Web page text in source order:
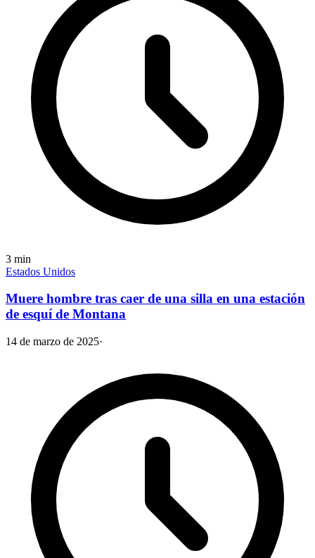
3 min
Estados Unidos
Muere hombre tras caer de una silla en una estación
de esquí de Montana
14 de marzo de 2025·